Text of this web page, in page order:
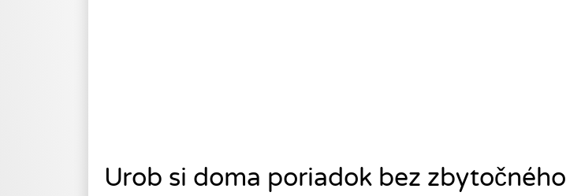
Urob si doma poriadok bez zbytočného